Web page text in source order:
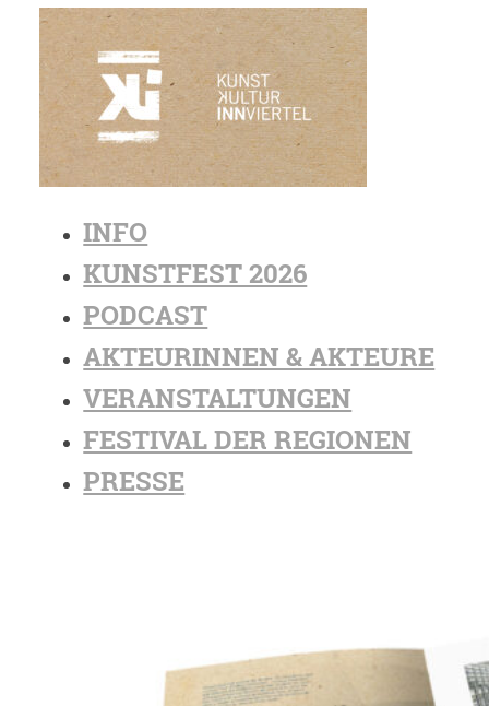
INFO
KUNSTFEST 2026
PODCAST
AKTEURINNEN & AKTEURE
VERANSTALTUNGEN
FESTIVAL DER REGIONEN
PRESSE